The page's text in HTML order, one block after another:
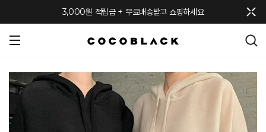
3,000원 적립금 + 무료배송받고 쇼핑하세요